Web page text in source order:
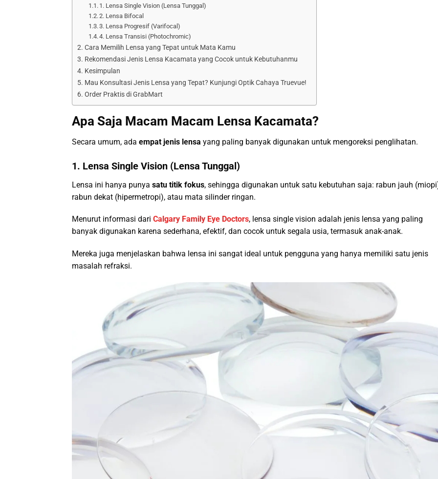
1. Lensa Single Vision (Lensa Tunggal)
2. Lensa Bifocal
3. Lensa Progresif (Varifocal)
4. Lensa Transisi (Photochromic)
Cara Memilih Lensa yang Tepat untuk Mata Kamu
Rekomendasi Jenis Lensa Kacamata yang Cocok untuk Kebutuhanmu
Kesimpulan
Mau Konsultasi Jenis Lensa yang Tepat? Kunjungi Optik Cahaya Truevue!
Order Praktis di GrabMart
Apa Saja Macam Macam Lensa Kacamata?
Secara umum, ada empat jenis lensa yang paling banyak digunakan untuk mengoreksi penglihatan.
1. Lensa Single Vision (Lensa Tunggal)
Lensa ini hanya punya satu titik fokus, sehingga digunakan untuk satu kebutuhan saja: rabun jauh
rabun dekat (hipermetropi), atau mata silinder ringan.
Menurut informasi dari Calgary Family Eye Doctors, lensa single vision adalah jenis lensa yang paling
banyak digunakan karena sederhana, efektif, dan cocok untuk segala usia, termasuk anak-anak.
Mereka juga menjelaskan bahwa lensa ini sangat ideal untuk pengguna yang hanya memiliki satu jenis
masalah refraksi.